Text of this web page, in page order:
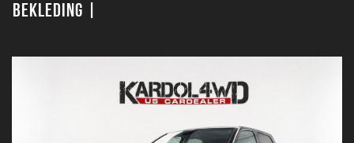
bekleding |